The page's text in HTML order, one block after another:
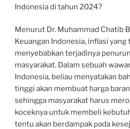
Indonesia di tahun 2024?
Menurut Dr. Muhammad Chatib
Keuangan Indonesia, inflasi yang
menyebabkan terjadinya
masyarakat. Dalam sebuah
Indonesia, beliau menyatakan
tinggi akan membuat harga
sehingga masyarakat harus
koceknya untuk membeli
tentu akan berdampak pada